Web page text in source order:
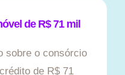
de R$ 71 mil
sobre o consórcio
de R$ 71